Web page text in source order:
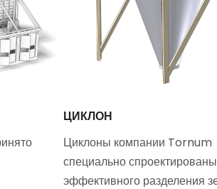
ЦИКЛОН
Циклоны компании Tornum
специально
эффективного разделения